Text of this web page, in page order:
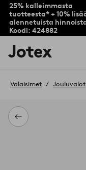
25% kalleimmasta
tuotteesta* + 10%
alennetuista
Koodi: 424882
Jotex-
logo
aloitussivulle
Takaisin
Valaisimet Jouluvalot